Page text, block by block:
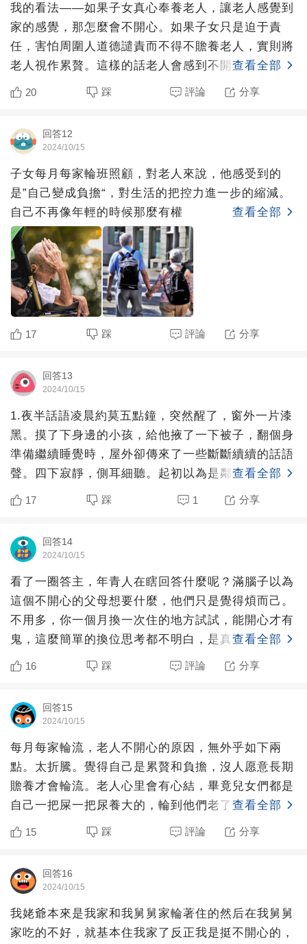
我的看法——如果子女真心奉養老人，讓老人感覺到
家的感覺，那怎麼會不開心。如果子女只是迫于責
任，害怕周圍人道德譴責而不得不贍養老人，實則將
老人視作累贅。這樣的話老人會感到不開心很正常
吧？所以有時候物質上
查看全部
20 踩 評論 分享
回答12
2024/10/15
子女每月每家輪班照顧，對老人來說，他感受到的
是”自己變成負擔“，對生活的把控力進一步的縮減。
自己不再像年輕的時候那麼有權
查看全部
17 踩 評論 分享
回答13
2024/10/15
1.夜半話語凌晨約莫五點鐘，突然醒了，窗外一片漆
黑。摸了下身邊的小孩，給他掖了一下被子，翻個身
準備繼續睡覺時，屋外卻傳來了一些斷斷續續的話語
聲。四下寂靜，側耳細聽。起初以為是鄰居那個老奶
奶起來做飯了，
查看全部
17 踩 1 分享
回答14
2024/10/15
看了一圈答主，年青人在瞎回答什麼呢？滿腦子以為
這個不開心的父母想要什麼，他們只是覺得煩而己。
不用多，你一個月換一次住的地方試試，能開心才有
鬼，這麼簡單的換位思考都不明白，是真不知道還是
裝傻？那些嫌父母
查看全部
16 踩 評論 分享
回答15
2024/10/15
每月每家輪流，老人不開心的原因，無外乎如下兩
點。太折騰。覺得自己是累贅和負擔，沒人愿意長期
贍養才會輪流。老人心里會有心結，畢竟兒女們都是
自己一把屎一把尿養大的，輪到他們老了，卻要被推
來推去，心里不舒服
查看全部
15 踩 評論 分享
回答16
2024/10/15
我姥爺本來是我家和我舅舅家輪著住的然后在我舅舅
家吃的不好，就基本住我家了反正我是挺不開心的，